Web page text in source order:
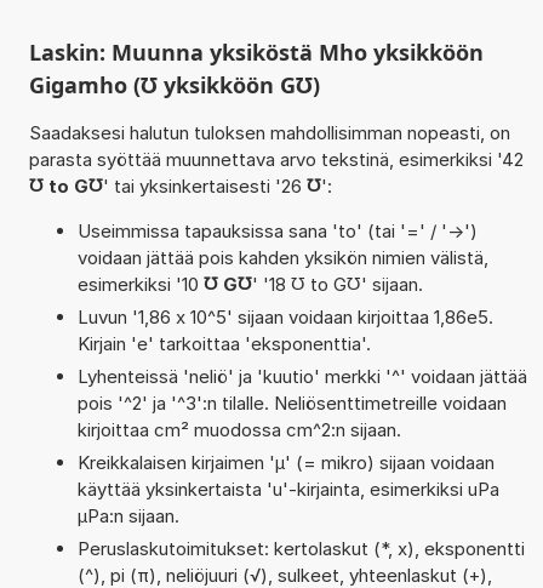
Laskin: Muunna yksiköstä Mho yksikköön
Gigamho (℧ yksikköön G℧)
Saadaksesi halutun tuloksen mahdollisimman nopeasti, on
parasta syöttää muunnettava arvo tekstinä, esimerkiksi '42
℧ to G℧' tai yksinkertaisesti '26 ℧':
Useimmissa tapauksissa sana 'to' (tai '=' / '->')
voidaan jättää pois kahden yksikön nimien välistä,
esimerkiksi '10 ℧ G℧' '18 ℧ to G℧' sijaan.
Luvun '1,86 x 10^5' sijaan voidaan kirjoittaa 1,86e5.
Kirjain 'e' tarkoittaa 'eksponenttia'.
Lyhenteissä 'neliö' ja 'kuutio' merkki '^' voidaan jättää
pois '^2' ja '^3':n tilalle. Neliösenttimetreille voidaan
kirjoittaa cm² muodossa cm^2:n sijaan.
Kreikkalaisen kirjaimen 'µ' (= mikro) sijaan voidaan
käyttää yksinkertaista 'u'-kirjainta, esimerkiksi uPa
µPa:n sijaan.
Peruslaskutoimitukset: kertolaskut (*, x), eksponentti
(^), pi (π), neliöjuuri (√), sulkeet, yhteenlaskut (+),